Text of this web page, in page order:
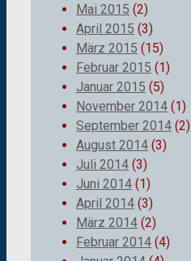
Mai 2015 (2)
April 2015 (3)
März 2015 (15)
Februar 2015 (1)
Januar 2015 (5)
November 2014 (1)
September 2014 (2)
August 2014 (3)
Juli 2014 (3)
Juni 2014 (1)
April 2014 (3)
März 2014 (2)
Februar 2014 (4)